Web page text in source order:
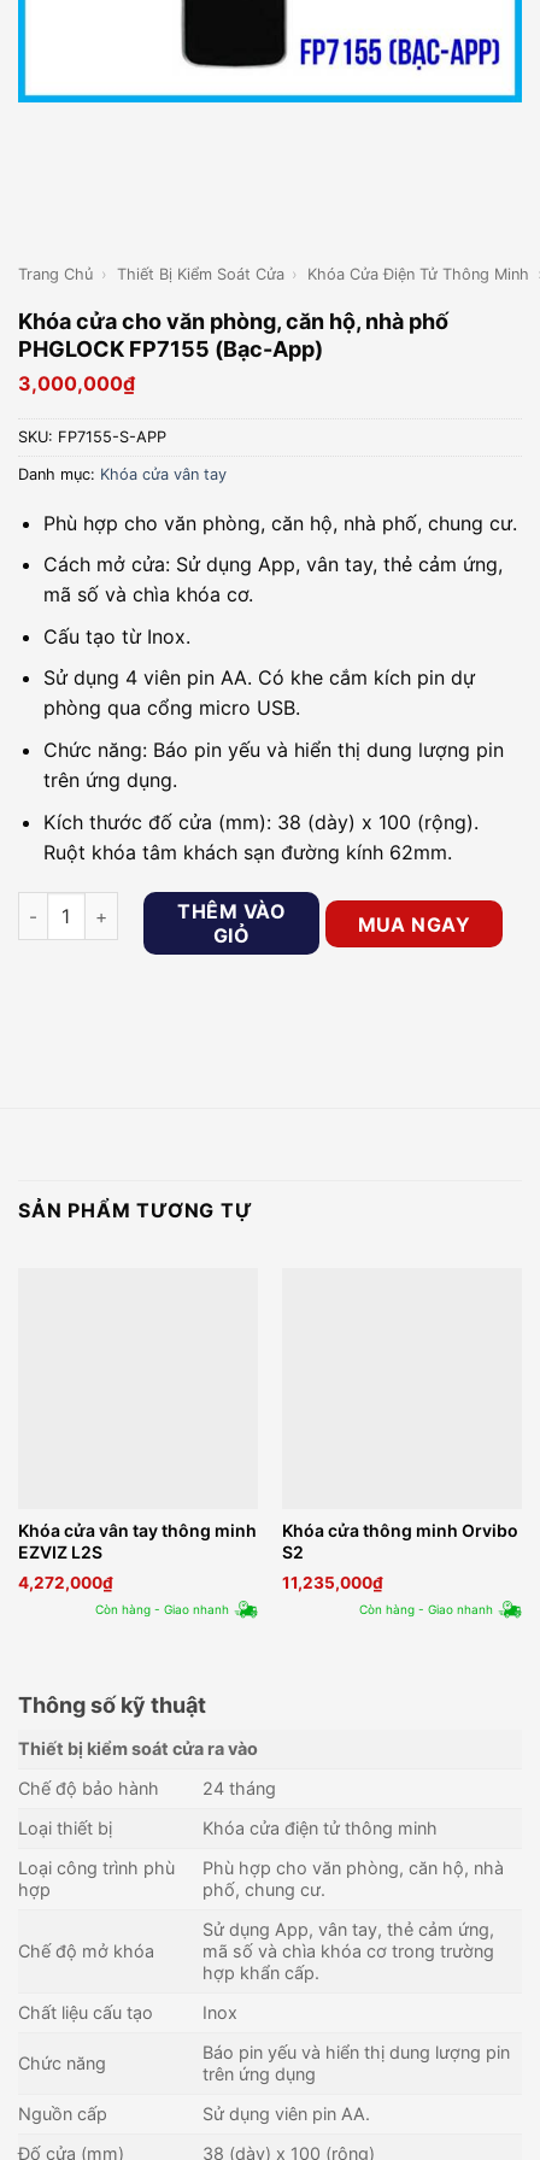
Trang Chủ › Thiết Bị Kiểm Soát Cửa › Khóa Cửa Điện Tử Thông Minh
Khóa cửa cho văn phòng, căn hộ, nhà phố
PHGLOCK FP7155 (Bạc-App)
3,000,000₫
SKU: FP7155-S-APP
Danh mục: Khóa cửa vân tay
Phù hợp cho văn phòng, căn hộ, nhà phố, chung cư.
Cách mở cửa: Sử dụng App, vân tay, thẻ cảm ứng,
mã số và chìa khóa cơ.
Cấu tạo từ Inox.
Sử dụng 4 viên pin AA. Có khe cắm kích pin dự
phòng qua cổng micro USB.
Chức năng: Báo pin yếu và hiển thị dung lượng pin
trên ứng dụng.
Kích thước đố cửa (mm): 38 (dày) x 100 (rộng).
Ruột khóa tâm khách sạn đường kính 62mm.
Khóa cửa cho văn phòng, căn hộ, nhà phố PHGLOCK FP7155
THÊM VÀO
GIỎ
MUA NGAY
SẢN PHẨM TƯƠNG TỰ
Khóa cửa vân tay thông minh
EZVIZ L2S
4,272,000₫
Còn hàng - Giao nhanh
Khóa cửa thông minh Orvibo
S2
11,235,000₫
Còn hàng - Giao nhanh
Thông số kỹ thuật
Thiết bị kiểm soát cửa ra vào
Chế độ bảo hành
24 tháng
Loại thiết bị
Khóa cửa điện tử thông minh
Loại công trình phù
hợp
Phù hợp cho văn phòng, căn hộ, nhà
phố, chung cư.
Chế độ mở khóa
Sử dụng App, vân tay, thẻ cảm ứng,
mã số và chìa khóa cơ trong trường
hợp khẩn cấp.
Chất liệu cấu tạo
Inox
Chức năng
Báo pin yếu và hiển thị dung lượng pin
trên ứng dụng
Nguồn cấp
Sử dụng viên pin AA.
Đố cửa (mm)
38 (dày) x 100 (rộng)